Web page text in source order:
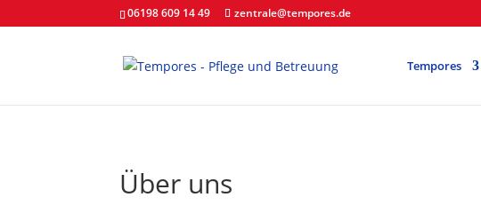
06198 609 14 49 zentrale@tempores.de
Tempores
Über uns